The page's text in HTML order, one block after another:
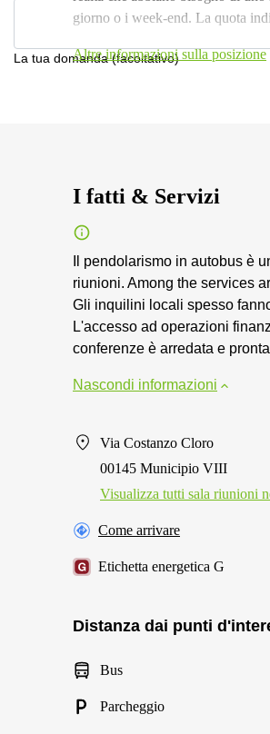
La tua domanda (facoltativo)
giorno o i week-end. La quota
Altre informazioni sulla posizione
I fatti & Servizi
Il pendolarismo in autobus è
riunioni. Among the services
Gli inquilini locali spesso
L'accesso ad operazioni
conferenze è arredata e
Nascondi informazioni
Via Costanzo Cloro
00145 Municipio VIII
Visualizza tutti sala riunioni
Come arrivare
Etichetta energetica G
Distanza dai punti
Bus
Parcheggio